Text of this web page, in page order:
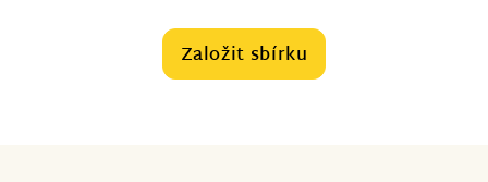
Založit sbírku